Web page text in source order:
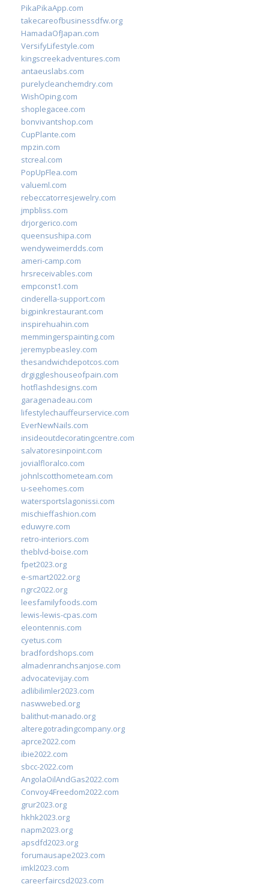
PikaPikaApp.com
takecareofbusinessdfw.org
HamadaOfJapan.com
VersifyLifestyle.com
kingscreekadventures.com
antaeuslabs.com
purelycleanchemdry.com
WishOping.com
shoplegacee.com
bonvivantshop.com
CupPlante.com
mpzin.com
stcreal.com
PopUpFlea.com
valueml.com
rebeccatorresjewelry.com
jmpbliss.com
drjorgerico.com
queensushipa.com
wendyweimerdds.com
ameri-camp.com
hrsreceivables.com
empconst1.com
cinderella-support.com
bigpinkrestaurant.com
inspirehuahin.com
memmingerspainting.com
jeremypbeasley.com
thesandwichdepotcos.com
drgiggleshouseofpain.com
hotflashdesigns.com
garagenadeau.com
lifestylechauffeurservice.com
EverNewNails.com
insideoutdecoratingcentre.com
salvatoresinpoint.com
jovialfloralco.com
johnlscotthometeam.com
u-seehomes.com
watersportslagonissi.com
mischieffashion.com
eduwyre.com
retro-interiors.com
theblvd-boise.com
fpet2023.org
e-smart2022.org
ngrc2022.org
leesfamilyfoods.com
lewis-lewis-cpas.com
eleontennis.com
cyetus.com
bradfordshops.com
almadenranchsanjose.com
advocatevijay.com
adlibilimler2023.com
naswwebed.org
balithut-manado.org
alteregotradingcompany.org
aprce2022.com
ibie2022.com
sbcc-2022.com
AngolaOilAndGas2022.com
Convoy4Freedom2022.com
grur2023.org
hkhk2023.org
napm2023.org
apsdfd2023.org
forumausape2023.com
imkl2023.com
careerfaircsd2023.com